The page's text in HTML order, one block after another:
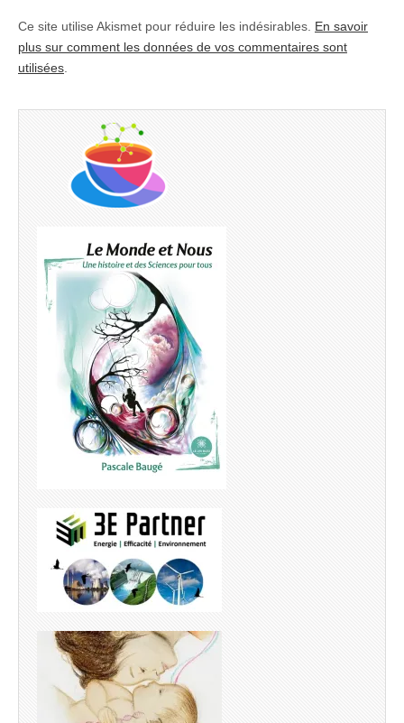
Ce site utilise Akismet pour réduire les indésirables. En savoir
plus sur comment les données de vos commentaires sont
utilisées